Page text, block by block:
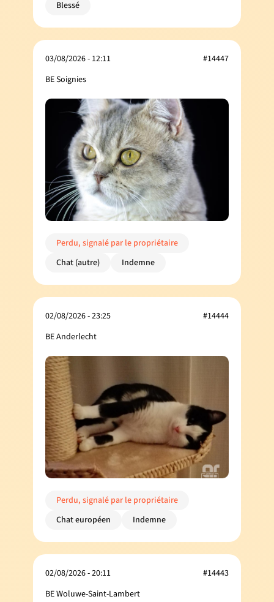
Blessé
03/08/2026 - 12:11
BE Soignies
#14447
Perdu, signalé par le propriétaire
Chat (autre)
Indemne
02/08/2026 - 23:25
BE Anderlecht
#14444
Perdu, signalé par le propriétaire
Chat européen
Indemne
02/08/2026 - 20:11
BE Woluwe-Saint-Lambert
#14443